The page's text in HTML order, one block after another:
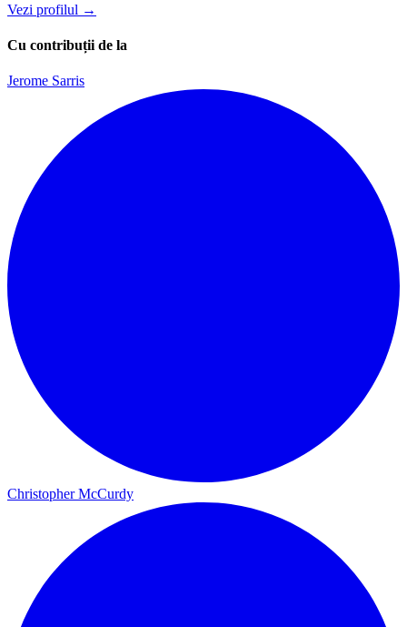
Vezi profilul →
Cu contribuții de la
Jerome Sarris
Christopher McCurdy